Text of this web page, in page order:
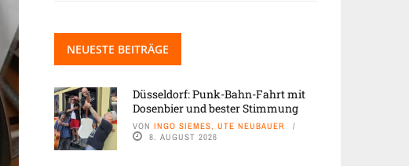
NEUESTE BEITRÄGE
Düsseldorf: Punk-Bahn-Fahrt mit
Dosenbier und bester Stimmung
VON INGO SIEMES, UTE NEUBAUER
8. AUGUST 2026